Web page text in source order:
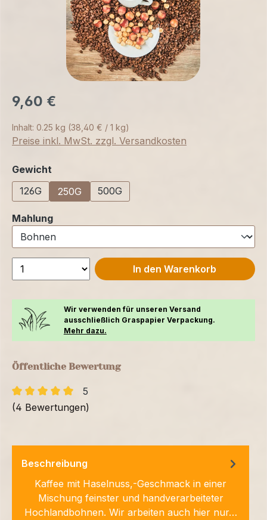
9,60 €
Inhalt: 0.25 kg (38,40 € / 1 kg)
Preise inkl. MwSt. zzgl. Versandkosten
Gewicht
126G
250G 500G
Mahlungauswählen
In den Warenkorb
Wir verwenden für unseren Versand
ausschließlich Graspapier Verpackung.
Mehr dazu.
Öffentliche Bewertung
5
(4 Bewertungen)
Beschreibung
Kaffee mit Haselnuss,-Geschmack in einer
Mischung feinster und handverarbeiteter
Hochlandbohnen. Wir arbeiten auch hier nur…